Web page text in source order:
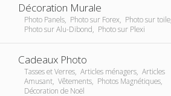
Décoration Murale
Photo Panels, Photo sur Forex, Photo sur toile,
Photo sur Alu-Dibond, Photo sur Plexi
Cadeaux Photo
Tasses et Verres, Articles ménagers, Articles
Amusant, Vêtements, Photos Magnétiques,
Décoration de Noël